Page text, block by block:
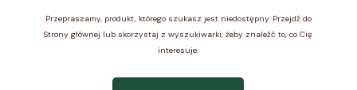
Przepraszamy, produkt, którego szukasz jest niedostępny. Przejdź do
Strony głównej lub skorzystaj z wyszukiwarki, żeby znaleźć to, co Cię
interesuje.